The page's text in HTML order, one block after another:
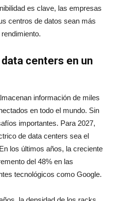
es clave, las empresas
centros de datos sean más
centers en un
información de miles
en todo el mundo. Sin
importantes. Para 2027,
de data centers sea el
los últimos años, la creciente
del 48% en las
tecnológicos como Google.